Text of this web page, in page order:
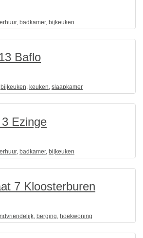
, badkamer, bijkeuken
Baflo
bijkeuken, keuken, slaapkamer
Ezinge
, badkamer, bijkeuken
7 Kloosterburen
, berging, hoekwoning